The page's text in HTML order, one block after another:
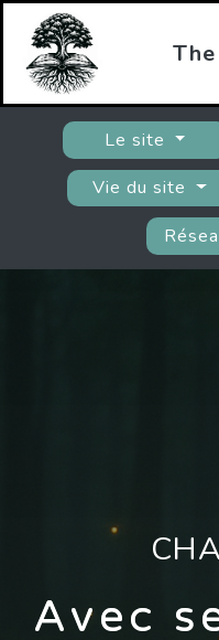
Le site
Vie du site
Avec